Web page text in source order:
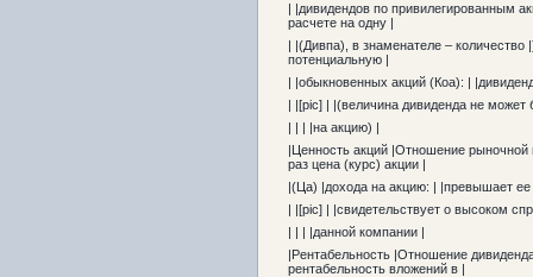
| |дивидендов по привилегированным
расчете на одну |
| |(Дивпа), в знаменателе –
потенциальную |
| |обыкновенных акций (Коа): |
| |[pic] | |(величина дивиденда не
| | | |на акцию) |
|Ценность акций |Отношение
раз цена (курс) акции |
|(Ца) |дохода на акцию: | |превышает
| |[pic] | |свидетельствует о высоком
| | | |данной компании |
|Рентабельность |Отношение
рентабельность вложений в |